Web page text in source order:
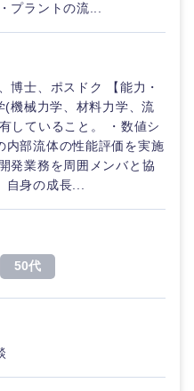
プラントの流...
博士、ポスドク 【能力・
機械力学、材料力学、流
していること。 ・数値シ
内部流体の性能評価を実施
発業務を周囲メンバと協
身の成長...
50代